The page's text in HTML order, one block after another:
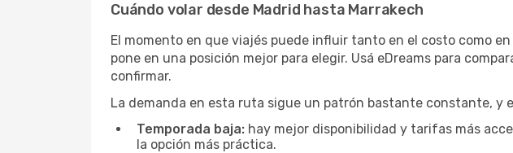
Cuándo volar desde Madrid hasta Marrakech
El momento en que viajés puede influir tanto en el costo como
pone en una posición mejor para elegir. Usá eDreams para
confirmar.
La demanda en esta ruta sigue un patrón bastante constante, y
Temporada baja: hay mejor disponibilidad y tarifas más
la opción más práctica.